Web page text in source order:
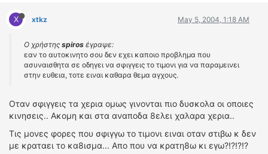
X xtkz May 5, 2004, 1:18 AM
Ο χρήστης spiros έγραψε:
εαν το αυτοκινητο σου δεν εχει καποιο προβλημα που
ασυναισθητα σε οδηγει να σφιγγεις το τιμονι για να παραμεινει
στην ευθεια, τοτε ειναι καθαρα θεμα αγχους.
Οταν σφιγγεις τα χερια ομως γινονται πιο δυσκολα οι οποιες
κινησεις.. Ακομη και στα αναποδα 8ελει χαλαρα χερια..
Τις μονες φορες που σφιγγω το τιμονι ειναι οταν στιβω κ δεν
με κραταει το κα8ισμα... Απο που να κρατη8ω κι εγω?!?!?!?